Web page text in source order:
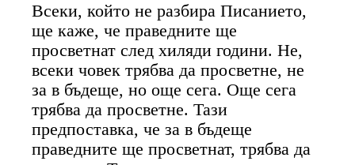
Всеки, който не разбира Писанието,
ще каже, че праведните ще
просветнат след хиляди години. Не,
всеки човек трябва да просветне, не
за в бъдеще, но още сега. Още сега
трябва да просветне. Тази
предпоставка, че за в бъдеще
праведните ще просветнат, трябва да